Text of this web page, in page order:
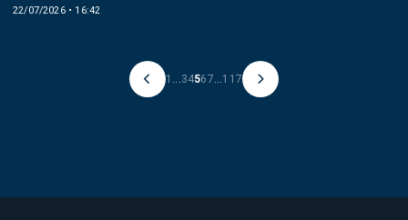
22/07/2026 • 16:42
1 34567 117